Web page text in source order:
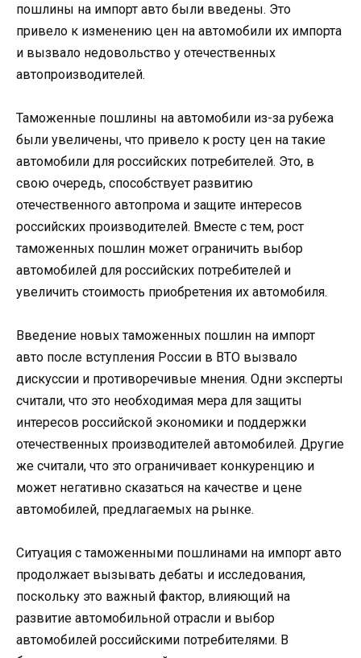
пошлины на импорт авто были введены. Это
привело к изменению цен на автомобили их импорта
и вызвало недовольство у отечественных
автопроизводителей.
Таможенные пошлины на автомобили из-за рубежа
были увеличены, что привело к росту цен на такие
автомобили для российских потребителей. Это, в
свою очередь, способствует развитию
отечественного автопрома и защите интересов
российских производителей. Вместе с тем, рост
таможенных пошлин может ограничить выбор
автомобилей для российских потребителей и
увеличить стоимость приобретения их автомобиля.
Введение новых таможенных пошлин на импорт
авто после вступления России в ВТО вызвало
дискуссии и противоречивые мнения. Одни эксперты
считали, что это необходимая мера для защиты
интересов российской экономики и поддержки
отечественных производителей автомобилей. Другие
же считали, что это ограничивает конкуренцию и
может негативно сказаться на качестве и цене
автомобилей, предлагаемых на рынке.
Ситуация с таможенными пошлинами на импорт авто
продолжает вызывать дебаты и исследования,
поскольку это важный фактор, влияющий на
развитие автомобильной отрасли и выбор
автомобилей российскими потребителями. В